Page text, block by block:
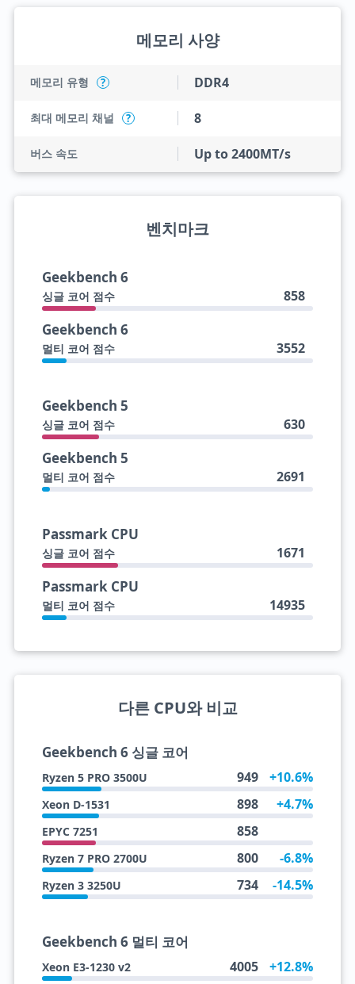
메모리 사양
메모리 유형 ? DDR4
최대 메모리 채널 ? 8
버스 속도 Up to 2400MT/s
벤치마크
Geekbench 6
싱글 코어 점수 858
Geekbench 6
멀티 코어 점수 3552
Geekbench 5
싱글 코어 점수 630
Geekbench 5
멀티 코어 점수 2691
Passmark CPU
싱글 코어 점수 1671
Passmark CPU
멀티 코어 점수 14935
다른 CPU와 비교
Geekbench 6 싱글 코어
Ryzen 5 PRO 3500U 949 +10.6%
Xeon D-1531 898 +4.7%
EPYC 7251 858
Ryzen 7 PRO 2700U 800 -6.8%
Ryzen 3 3250U 734 -14.5%
Geekbench 6 멀티 코어
Xeon E3-1230 v2 4005 +12.8%